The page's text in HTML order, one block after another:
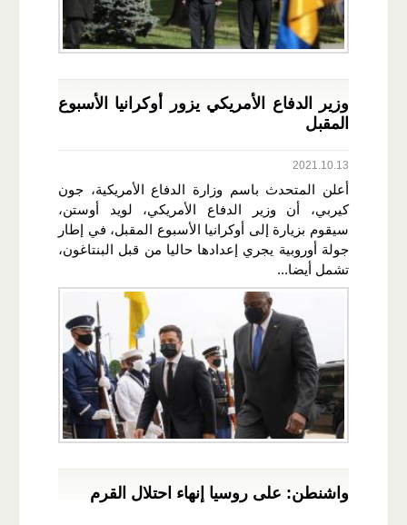
وزير الدفاع الأمريكي يزور أوكرانيا الأسبوع
المقبل
2021.10.13
أعلن المتحدث باسم وزارة الدفاع الأمريكية، جون
كيربي، أن وزير الدفاع الأمريكي، لويد أوستن،
سيقوم بزيارة إلى أوكرانيا الأسبوع المقبل، في إطار
جولة أوروبية يجري إعدادها حاليا من قبل البنتاغون،
تشمل أيضا...
واشنطن: على روسيا إنهاء احتلال القرم